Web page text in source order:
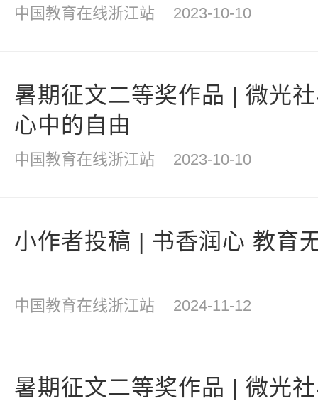
中国教育在线浙江站 2023-10-10
暑期征文二等奖作品 | 微光
心中的自由
中国教育在线浙江站 2023-10-10
小作者投稿 | 书香润心 教育
中国教育在线浙江站 2024-11-12
暑期征文二等奖作品 | 微光